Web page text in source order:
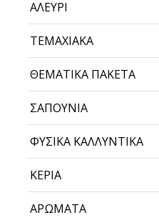
ΑΛΕΥΡΙ
ΤΕΜΑΧΙΑΚΑ
ΘΕΜΑΤΙΚΑ ΠΑΚΕΤΑ
ΣΑΠΟΥΝΙΑ
ΦΥΣΙΚΑ ΚΑΛΛΥΝΤΙΚΑ
ΚΕΡΙΑ
ΑΡΩΜΑΤΑ